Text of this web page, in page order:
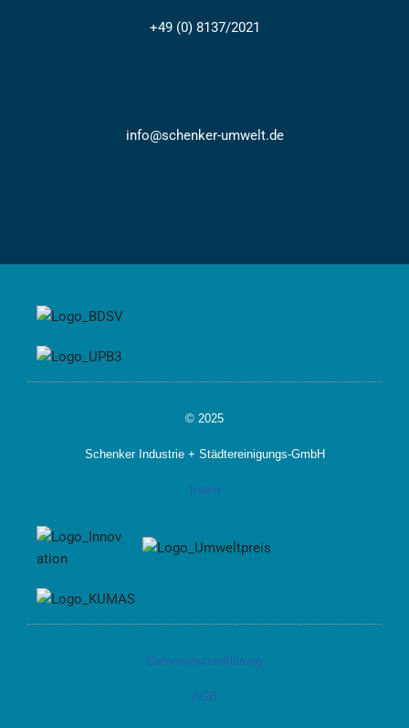
+49 (0) 8137/2021
info@schenker-umwelt.de
© 2025
Schenker Industrie + Städtereinigungs-GmbH
Intern
Datenschutzerklärung
AGB